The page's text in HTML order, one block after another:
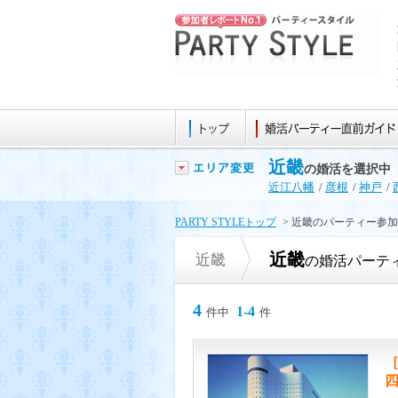
近畿の婚活を選択中
近江八幡 / 彦根 / 神戸 /
PARTY STYLEトップ > 近畿のパーティー参
近畿 近畿の婚活パーテ
4 件中 1-4 件